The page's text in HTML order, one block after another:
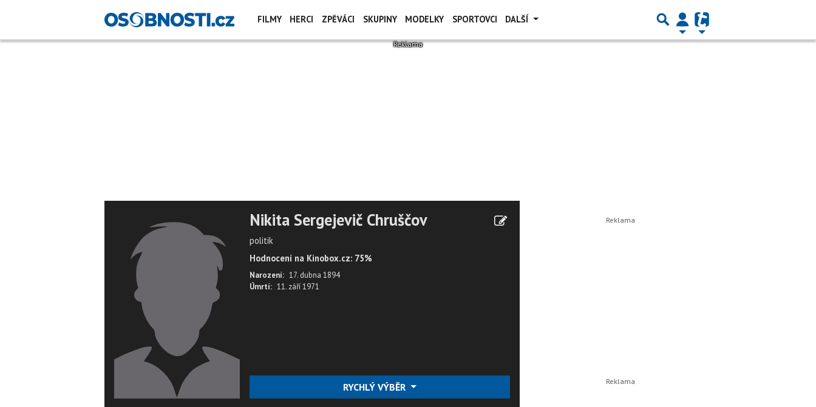
FILMY HERCI ZPĚVÁCI SKUPINY MODELKY SPORTOVCI DALŠÍ
Nikita Sergejevič Chruščov
politik
Hodnocení na Kinobox.cz: 75%
Narození: 17. dubna 1894
Úmrtí: 11. září 1971
RYCHLÝ VÝBĚR